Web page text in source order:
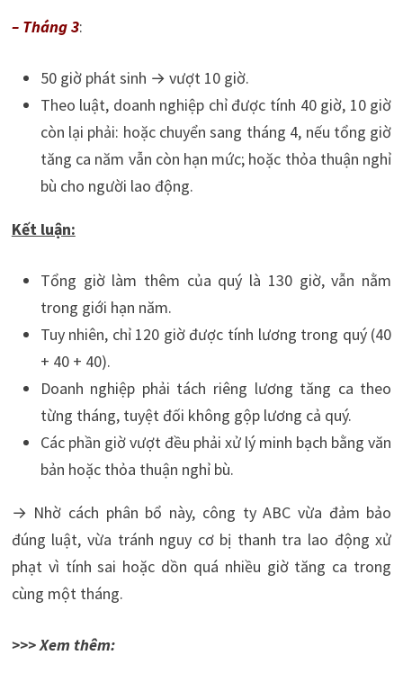
– Tháng 3:
50 giờ phát sinh → vượt 10 giờ.
Theo luật, doanh nghiệp chỉ được tính 40 giờ, 10 giờ
còn lại phải: hoặc chuyển sang tháng 4, nếu tổng giờ
tăng ca năm vẫn còn hạn mức; hoặc thỏa thuận nghỉ
bù cho người lao động.
Kết luận:
Tổng giờ làm thêm của quý là 130 giờ, vẫn nằm
trong giới hạn năm.
Tuy nhiên, chỉ 120 giờ được tính lương trong quý (40
+ 40 + 40).
Doanh nghiệp phải tách riêng lương tăng ca theo
từng tháng, tuyệt đối không gộp lương cả quý.
Các phần giờ vượt đều phải xử lý minh bạch bằng văn
bản hoặc thỏa thuận nghỉ bù.
→ Nhờ cách phân bổ này, công ty ABC vừa đảm bảo
đúng luật, vừa tránh nguy cơ bị thanh tra lao động xử
phạt vì tính sai hoặc dồn quá nhiều giờ tăng ca trong
cùng một tháng.
>>> Xem thêm: